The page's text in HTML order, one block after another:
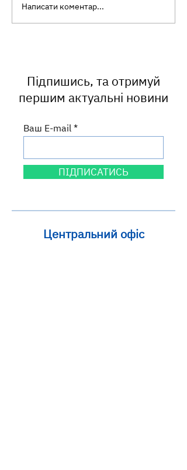
«Скринінг здоров’я
40+»: досвід наших
Написати коментар...
Підпишись, та отримуй
першим актуальні новини
Ваш E-mail
ПІДПИСАТИСЬ
Центральний офіс